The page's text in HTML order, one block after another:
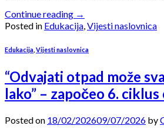
Continue reading →
Posted in Edukacija,Vijesti naslovnica
Edukacija Vijesti naslovnica
“Odvajati otpad može
lako” – započeo 6.
Posted on 18/02/202609/07/2026 by